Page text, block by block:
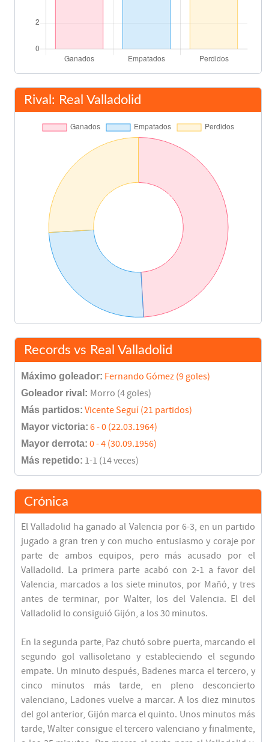
Rival: Real Valladolid
Records vs Real Valladolid
Máximo goleador: Fernando Gómez (9 goles)
Goleador rival: Morro (4 goles)
Más partidos: Vicente Seguí (21 partidos)
Mayor victoria: 6 - 0 (22.03.1964)
Mayor derrota: 0 - 4 (30.09.1956)
Más repetido: 1-1 (14 veces)
Crónica
El Valladolid ha ganado al Valencia por 6-3, en un partido
jugado a gran tren y con mucho entusiasmo y coraje por
parte de ambos equipos, pero más acusado por el
Valladolid. La primera parte acabó con 2-1 a favor del
Valencia, marcados a los siete minutos, por Mañó, y tres
antes de terminar, por Walter, los del Valencia. El del
Valladolid lo consiguió Gijón, a los 30 minutos.
En la segunda parte, Paz chutó sobre puerta, marcando el
segundo gol vallisoletano y estableciendo el segundo
empate. Un minuto después, Badenes marca el tercero, y
cinco minutos más tarde, en pleno desconcierto
valenciano, Ladones vuelve a marcar. A los diez minutos
del gol anterior, Gijón marca el quinto. Unos minutos más
tarde, Walter consigue el tercero valenciano y finalmente,